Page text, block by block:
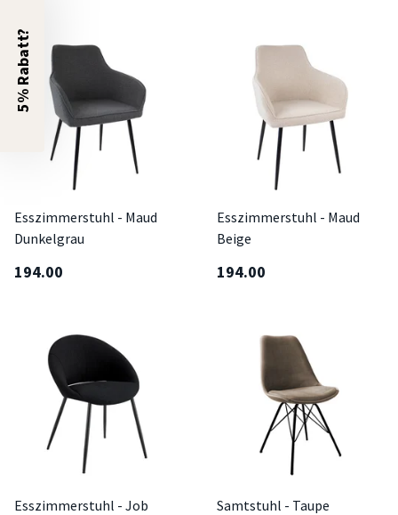
Esszimmerstuhl - Maud
Dunkelgrau
194.00
Esszimmerstuhl - Maud
Beige
194.00
Esszimmerstuhl - Job
Samtstuhl - Taupe
5% Rabatt?